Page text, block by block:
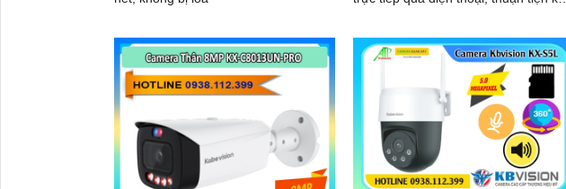
chuyện với khách hoặc cảnh báo
thẻ nhớ và xem lại nhanh chóng, đây
thực sự là giải pháp giám sát thông
minh, gọn nhẹ mà vô cùng hiệu quả